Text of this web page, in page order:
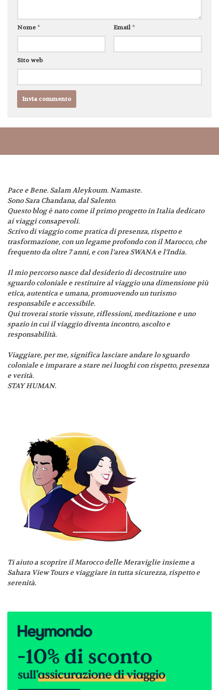
Nome* Email*
Sito web
Pace e Bene. Salam Aleykoum. Namaste.
Sono Sara Chandana, dal Salento.
Questo blog è nato come il primo progetto in Italia dedicato
ai viaggi consapevoli.
Scrivo di viaggio come pratica di presenza, rispetto e
trasformazione, con un legame profondo con il Marocco, che
frequento da oltre 7 anni, e con l’area SWANA e l’India.
Il mio percorso nasce dal desiderio di decostruire uno
sguardo coloniale e restituire al viaggio una dimensione più
etica, autentica e umana, promuovendo un turismo
responsabile e accessibile.
Qui troverai storie vissute, riflessioni, meditazione e uno
spazio in cui il viaggio diventa incontro, ascolto e
responsabilità.
Viaggiare, per me, significa lasciare andare lo sguardo
coloniale e imparare a stare nei luoghi con rispetto, presenza
e verità.
STAY HUMAN.
Ti aiuto a scoprire il Marocco delle Meraviglie insieme a
Sahara View Tours e viaggiare in tutta sicurezza, rispetto e
serenità.